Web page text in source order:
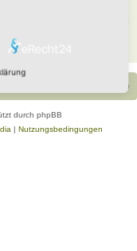
UTC+02:00
durch phpBB
Nutzungsbedingungen